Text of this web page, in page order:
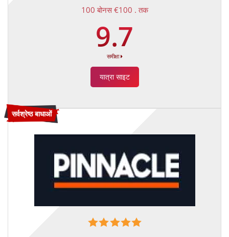
100 बोनस €100 . तक
9.7
समीक्षा
यात्रा साइट
सर्वश्रेष्ठ बाधाओं